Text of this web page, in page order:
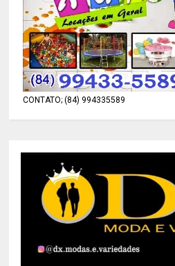
CONTATO; (84) 994335589